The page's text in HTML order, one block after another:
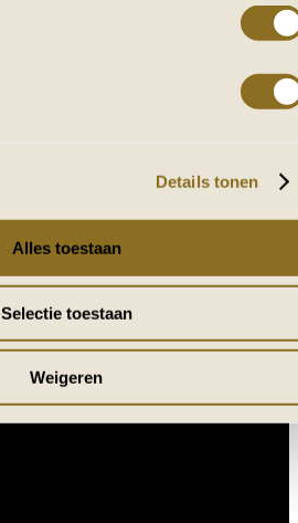
Details tonen
Alles toestaan
Selectie toestaan
Weigeren